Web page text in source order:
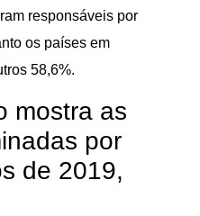
responsáveis por
os países em
58,6%.
mostra as
por
de 2019,